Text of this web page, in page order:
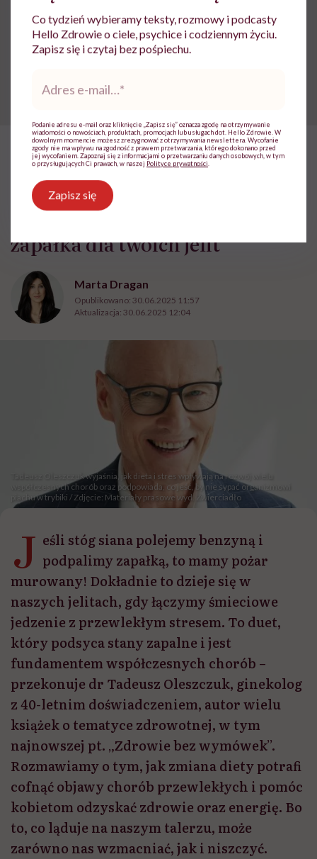
Powiązane tematy:
HelloZdrowie: Odżywianie › Zdrowe odżywianie
Tadeusz Oleszczuk: „Śmieciowe
zapałka dla twoich jelit”
Marta Dragan
Opublikowano: 30.06.2025 11:57
Aktualizacja: 30.06.2025 12:04
Tadeusz Oleszczuk wyjaśnia, jak dieta i stres wpływają na rozwój wielu
współczesnych chorób oraz podpowiada, co jeść, by nie sypać organizmowi
piachu w trybiki / Zdjęcie: Materiały prasowe wyd. Zwierciadło
J eśli stóg siana polejemy benzyną i
podpalimy zapałką, to mamy pożar
murowany! Dokładnie to dzieje się w
naszych jelitach, gdy łączymy śmieciowe
jedzenie z przewlekłym stresem. To duet,
który podsyca stany zapalne i jest
fundamentem współczesnych chorób –
przekonuje dr Tadeusz Oleszczuk, ginekolog
z 40-letnim doświadczeniem, autor wielu
książek o tematyce zdrowotnej, w tym
najnowszej pt. „Zdrowie bez wymówek”.
Rozmawiamy o tym, jak zmiana diety potrafi
cofnąć objawy chorób przewlekłych i pomóc
kobietom odzyskać zdrowie oraz energię. Bo
to, co ląduje na naszym talerzu, może
zarówno nas wzmacniać, jak i niszczyć.
Co tydzień wybieramy teksty, rozmowy i podcasty
Hello Zdrowie o ciele, psychice i codziennym życiu.
Zapisz się i czytaj bez pośpiechu.
mail*
Podanie adresu e-mail oraz kliknięcie „Zapisz się” oznacza zgodę na otrzymywanie
wiadomości o nowościach, produktach, promocjach lub usługach dot. Hello Zdrowie. W
dowolnym momencie możesz zrezygnować z otrzymywania newslettera. Wycofanie
zgody nie ma wpływu na zgodność z prawem przetwarzania, którego dokonano przed
jej wycofaniem. Zapoznaj się z informacjami o przetwarzaniu danych osobowych, w tym
o przysługujących Ci prawach, w naszej Polityce prywatności
Zapisz się